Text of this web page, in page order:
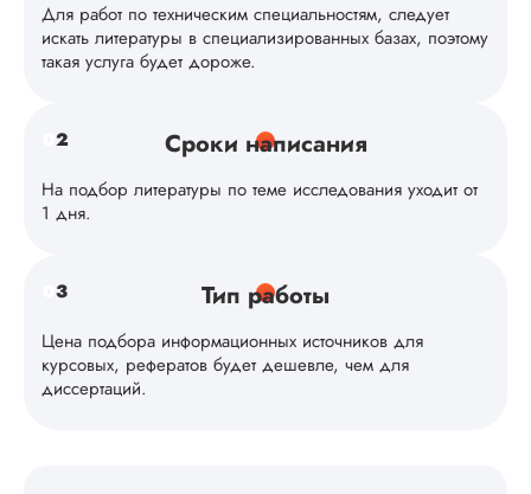
Для работ по техническим специальностям, следует
искать литературы в специализированных базах, поэтому
такая услуга будет дороже.
2 Сроки написания
На подбор литературы по теме исследования уходит от
1 дня.
3 Тип работы
Цена подбора информационных источников для
курсовых, рефератов будет дешевле, чем для
диссертаций.